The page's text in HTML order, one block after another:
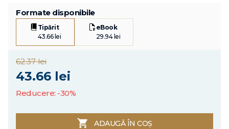
Formate disponibile
Tipărit
43.66 lei
eBook
29.94 lei
62.37 lei
43.66 lei
Reducere: -30%
ADAUGĂ ÎN COȘ